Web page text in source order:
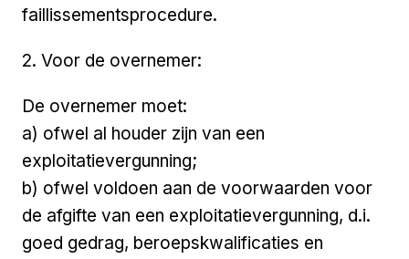
faillissementsprocedure.
2. Voor de overnemer:
De overnemer moet:
a) ofwel al houder zijn van een
exploitatievergunning;
b) ofwel voldoen aan de voorwaarden voor
de afgifte van een exploitatievergunning, d.i.
goed gedrag, beroepskwalificaties en